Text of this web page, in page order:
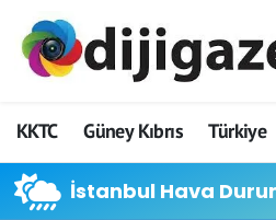
KKTC Güney Kıbrıs Türkiye
İstanbul Hava
ADVERTORIAL
Dijigazete
Dünya
Hava Durumu
Trafik Durumu
Süper Lig Puan